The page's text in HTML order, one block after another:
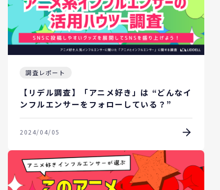
調査レポート
【リデル調査】「アニメ好き」は “どんなイ
ンフルエンサーをフォローしている？”
2024/04/05